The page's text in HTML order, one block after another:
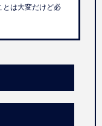
とは大変だけど必